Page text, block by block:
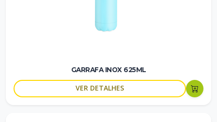
GARRAFA INOX 625ML
VER DETALHES